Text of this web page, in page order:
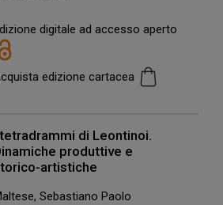
digitale ad accesso aperto
edizione cartacea
di Leontinoi.
produttive e
artistiche
Sebastiano Paolo